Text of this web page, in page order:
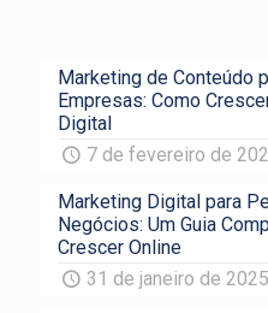
Marketing de Conteúdo
Empresas: Como
Digital
7 de fevereiro de
Marketing Digital para
Negócios: Um Guia
Crescer Online
31 de janeiro de 2025